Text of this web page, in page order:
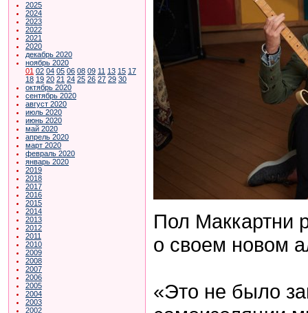
2025
2024
2023
2022
2021
2020
декабрь 2020
ноябрь 2020
01 02 04 05 06 08 09 11 13 15 17
18 19 20 21 24 25 26 27 29 30
октябрь 2020
сентябрь 2020
август 2020
июль 2020
июнь 2020
май 2020
апрель 2020
март 2020
февраль 2020
январь 2020
2019
2018
2017
2016
2015
2014
2013
2012
2011
2010
2009
2008
2007
2006
2005
2004
2003
2002
Пол Маккартни
о своем новом
«Это не было